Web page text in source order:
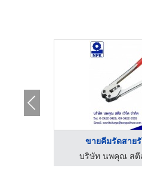
ขายคีมรัดสาย
บริษัท นพคุณ สตี